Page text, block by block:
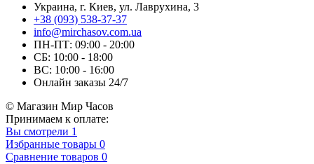
Украина, г. Киев, ул. Лаврухина, 3
+38 (093) 538-37-37
info@mirchasov.com.ua
ПН-ПТ: 09:00 - 20:00
СБ: 10:00 - 18:00
ВС: 10:00 - 16:00
Онлайн заказы 24/7
© Магазин Мир Часов
Принимаем к оплате:
Вы смотрели 1
Избранные товары 0
Сравнение товаров 0